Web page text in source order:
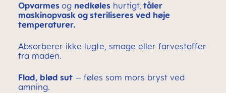
Opvarmes og nedkøles hurtigt, tåler
maskinopvask og steriliseres ved høje
temperaturer.
Absorberer ikke lugte, smage eller farvestoffer
fra maden.
Flad, blød sut – føles som mors bryst ved
amning.